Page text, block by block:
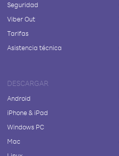
Seguridad
Viber Out
Tarifas
Asistencia técnica
DESCARGAR
Android
iPhone & iPad
Windows PC
Mac